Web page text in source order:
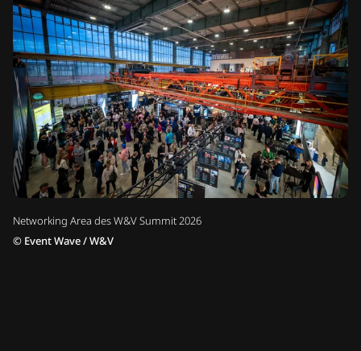
Networking Area des W&V Summit 2026
© Event Wave / W&V